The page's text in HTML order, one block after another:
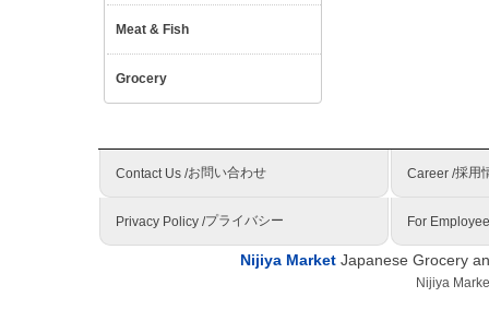
Meat & Fish
Grocery
Contact Us /お問い合わせ Career /採用
Privacy Policy /プライバシー For
Nijiya MarketJapanese Grocery
Nijiya